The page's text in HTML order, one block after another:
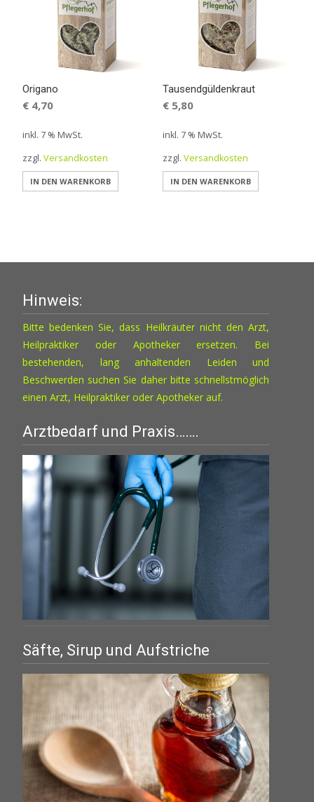
Origano
€ 4,70
inkl. 7 % MwSt.
zzgl. Versandkosten
IN DEN WARENKORB
Tausendgüldenkraut
€5,80
inkl. 7 % MwSt.
zzgl. Versandkosten
IN DEN WARENKORB
Hinweis:
Bitte bedenken Sie, dass Heilkräuter nicht den Arzt,
Heilpraktiker oder Apotheker ersetzen. Bei
bestehenden, lang anhaltenden Leiden und
Beschwerden suchen Sie daher bitte schnellstmöglich
einen Arzt, Heilpraktiker oder Apotheker auf.
Arztbedarf und Praxis…….
Säfte, Sirup und Aufstriche